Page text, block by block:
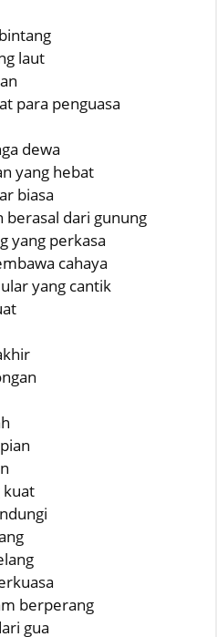
laut
para penguasa
dewa
yang hebat
biasa
berasal dari gunung
yang perkasa
cahaya
yang cantik
kuat
berperang
gua